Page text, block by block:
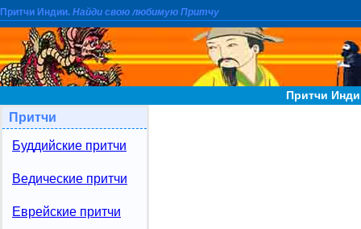
Притчи Индии. Найди свою любимую Притчу
Притчи
Притчи
Буддийские притчи
Ведические притчи
Еврейские притчи